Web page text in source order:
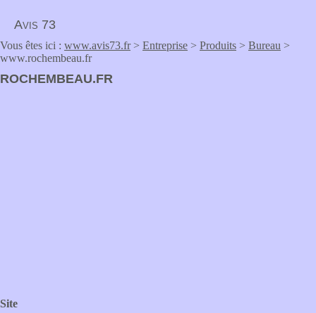
Avis 73
Vous êtes ici : www.avis73.fr> Entreprise > Produits > Bureau >
www.rochembeau.fr
ROCHEMBEAU.FR
Site